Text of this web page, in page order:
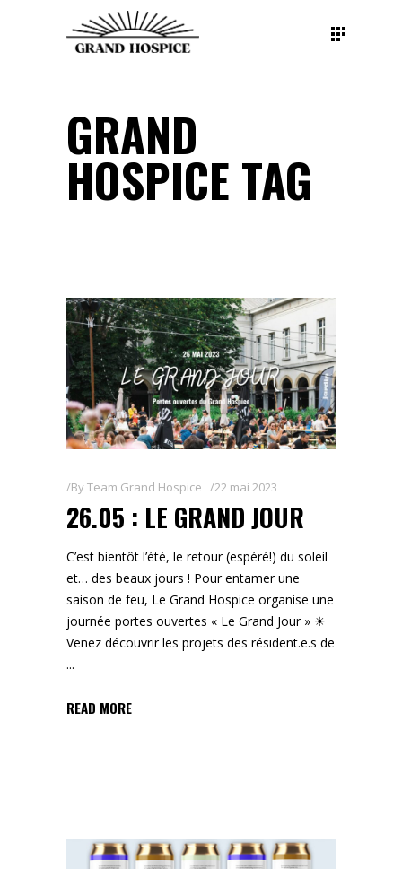
GRAND
HOSPICE TAG
ByTeam Grand Hospice 22 mai 2023
26.05 : LE GRAND JOUR
C’est bientôt l’été, le retour (espéré!) du soleil
et… des beaux jours ! Pour entamer une
saison de feu, Le Grand Hospice organise une
journée portes ouvertes « Le Grand Jour » ☀
Venez découvrir les projets des résident.e.s de
READ MORE